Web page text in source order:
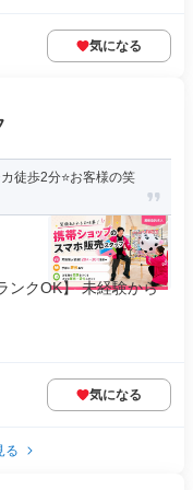
気になる
徒歩2分⭐️お客様の笑
ンクOK】 未経験から
気になる
る